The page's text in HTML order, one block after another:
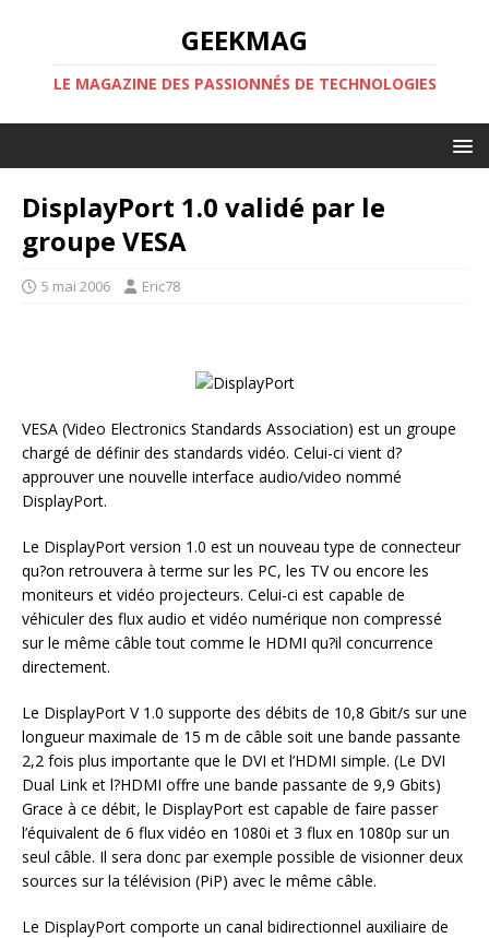
GEEKMAG
LE MAGAZINE DES PASSIONNÉS DE TECHNOLOGIES
DisplayPort 1.0 validé par le
groupe VESA
5 mai 2006 Eric78
VESA (Video Electronics Standards Association) est un groupe
chargé de définir des standards vidéo. Celui-ci vient d?
approuver une nouvelle interface audio/video nommé
DisplayPort.
Le DisplayPort version 1.0 est un nouveau type de connecteur
qu?on retrouvera à terme sur les PC, les TV ou encore les
moniteurs et vidéo projecteurs. Celui-ci est capable de
véhiculer des flux audio et vidéo numérique non compressé
sur le même câble tout comme le HDMI qu?il concurrence
directement.
Le DisplayPort V 1.0 supporte des débits de 10,8 Gbit/s sur une
longueur maximale de 15 m de câble soit une bande passante
2,2 fois plus importante que le DVI et l’HDMI simple. (Le DVI
Dual Link et l?HDMI offre une bande passante de 9,9 Gbits)
Grace à ce débit, le DisplayPort est capable de faire passer
l’équivalent de 6 flux vidéo en 1080i et 3 flux en 1080p sur un
seul câble. Il sera donc par exemple possible de visionner deux
sources sur la télévision (PiP) avec le même câble.
Le DisplayPort comporte un canal bidirectionnel auxiliaire de